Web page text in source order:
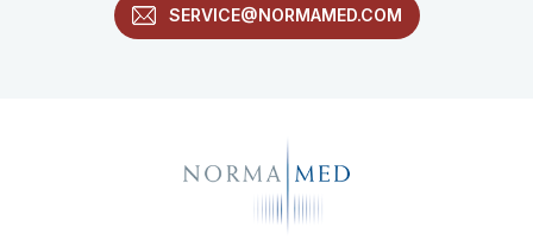
SERVICE@NORMAMED.COM